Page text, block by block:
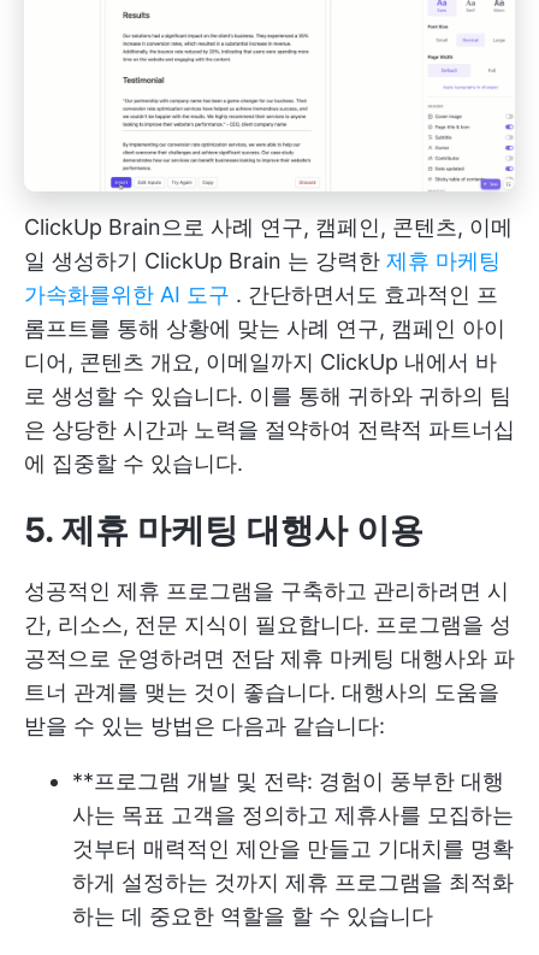
ClickUp Brain으로 사례 연구, 캠페인, 콘텐츠, 이메
일 생성하기 ClickUp Brain 는 강력한 제휴 마케팅
가속화를위한 AI 도구 . 간단하면서도 효과적인 프
롬프트를 통해 상황에 맞는 사례 연구, 캠페인 아이
디어, 콘텐츠 개요, 이메일까지 ClickUp 내에서 바
로 생성할 수 있습니다. 이를 통해 귀하와 귀하의 팀
은 상당한 시간과 노력을 절약하여 전략적 파트너십
에 집중할 수 있습니다.
5. 제휴 마케팅 대행사 이용
성공적인 제휴 프로그램을 구축하고 관리하려면 시
간, 리소스, 전문 지식이 필요합니다. 프로그램을 성
공적으로 운영하려면 전담 제휴 마케팅 대행사와 파
트너 관계를 맺는 것이 좋습니다. 대행사의 도움을
받을 수 있는 방법은 다음과 같습니다:
**프로그램 개발 및 전략: 경험이 풍부한 대행
사는 목표 고객을 정의하고 제휴사를 모집하는
것부터 매력적인 제안을 만들고 기대치를 명확
하게 설정하는 것까지 제휴 프로그램을 최적화
하는 데 중요한 역할을 할 수 있습니다